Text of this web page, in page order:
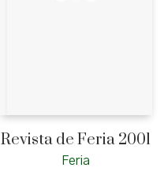
Revista de Feria 2001
Feria